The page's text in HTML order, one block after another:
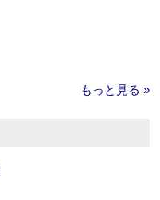
もっと見る »